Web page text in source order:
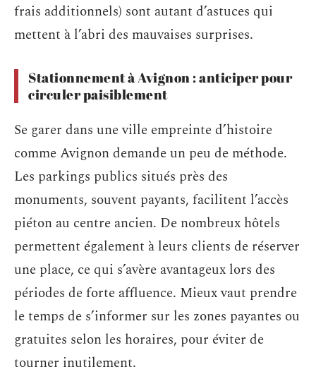
frais additionnels) sont autant d’astuces qui
mettent à l’abri des mauvaises surprises.
Stationnement à Avignon : anticiper pour
circuler paisiblement
Se garer dans une ville empreinte d’histoire
comme Avignon demande un peu de méthode.
Les parkings publics situés près des
monuments, souvent payants, facilitent l’accès
piéton au centre ancien. De nombreux hôtels
permettent également à leurs clients de réserver
une place, ce qui s’avère avantageux lors des
périodes de forte affluence. Mieux vaut prendre
le temps de s’informer sur les zones payantes ou
gratuites selon les horaires, pour éviter de
tourner inutilement.